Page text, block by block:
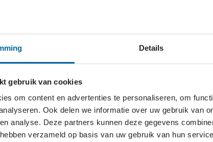
Details
gebruik van cookies
om content en advertenties te personaliseren, om
Ook delen we informatie over uw gebruik van
analyse. Deze partners kunnen deze gegevens
verzameld op basis van uw gebruik van hun
ongeveer 300.000 mensen met dementie. Dit
op mantelzorgers neemt hierdoor toe aangezien
in Nederland die voor een naaste met dementie
2024
Alzheimer Nederland iedere twee jaar de
van de Dementiemonitor geven een helder beeld